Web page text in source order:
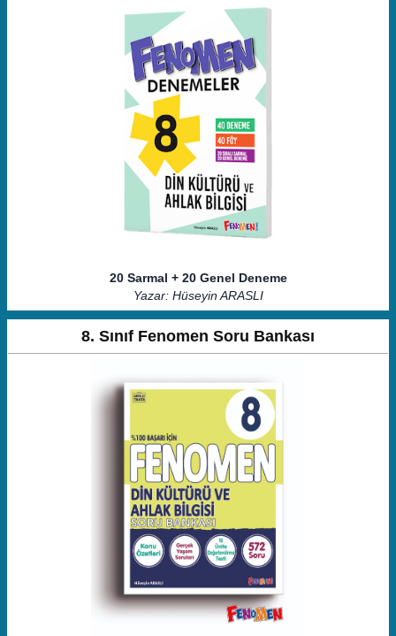
20 Sarmal + 20 Genel Deneme
Yazar: Hüseyin ARASLI
8. Sınıf Fenomen Soru Bankası